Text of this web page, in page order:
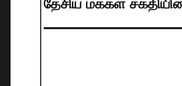
தேசிய மக்கள்